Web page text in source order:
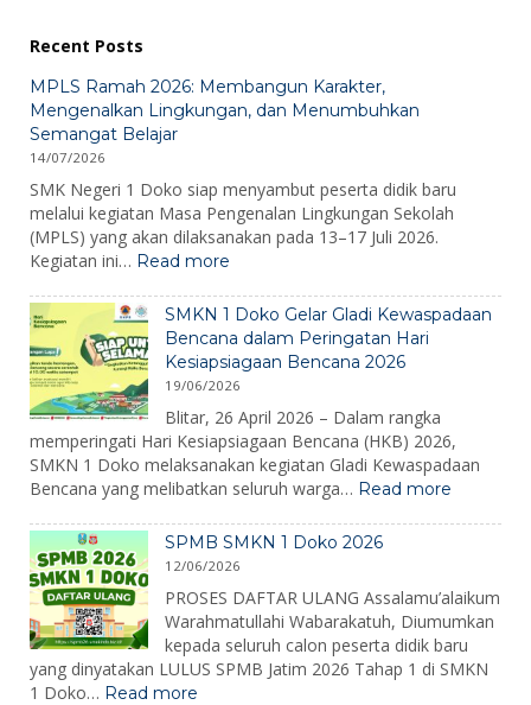
Recent Posts
MPLS Ramah 2026: Membangun Karakter,
Mengenalkan Lingkungan, dan Menumbuhkan
Semangat Belajar
14/07/2026
SMK Negeri 1 Doko siap menyambut peserta didik baru
melalui kegiatan Masa Pengenalan Lingkungan Sekolah
(MPLS) yang akan dilaksanakan pada 13–17 Juli 2026.
Kegiatan ini… Read more
Ramah
2026:
Membangun
Karakter,
Mengenalkan
Lingkungan,
dan
Menumbuhkan
Semangat
Belajar
SMKN 1 Doko Gelar Gladi Kewaspadaan
Bencana dalam Peringatan Hari
Kesiapsiagaan Bencana 2026
19/06/2026
Blitar, 26 April 2026 – Dalam rangka
memperingati Hari Kesiapsiagaan Bencana (HKB) 2026,
SMKN 1 Doko melaksanakan kegiatan Gladi Kewaspadaan
Bencana yang melibatkan seluruh warga… Read more
1
Gladi
dalam
SPMB SMKN 1 Doko 2026
12/06/2026
PROSES DAFTAR ULANG Assalamu’alaikum
Warahmatullahi Wabarakatuh, Diumumkan
kepada seluruh calon peserta didik baru
yang dinyatakan LULUS SPMB Jatim 2026 Tahap 1 di SMKN
1 Doko… Read more